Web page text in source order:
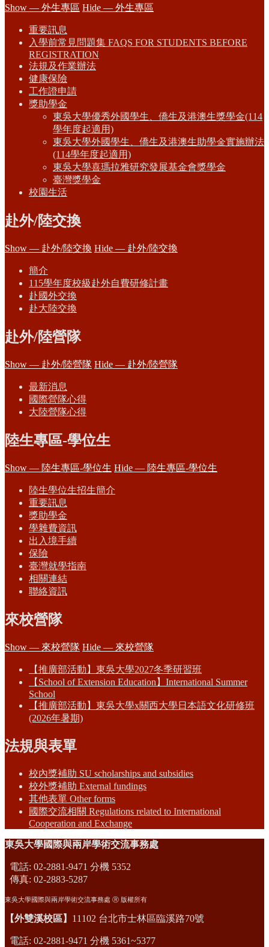
Show — 外生專區 Hide — 外生專區
重要訊息
入學前常見問題集 FAQS FOR STUDENTS BEFORE
REGISTRATION
法規及作業辦法
健康保險
工作證申請
獎助學金
東吳大學優秀外國學生、僑生及港澳生獎學金(114
學年度起適用)
東吳大學外國學生、僑生及港澳生助學金實施辦法
(114學年度起適用)
東吳大學喜瑪拉雅研究發展基金會獎學金
臺灣獎學金
校園生活
赴外/陸交換
Show — 赴外/陸交換 Hide — 赴外/陸交換
簡介
115學年度校級赴外自費研修計畫
赴國外交換
赴大陸交換
赴外/陸營隊
Show — 赴外/陸營隊 Hide — 赴外/陸營隊
最新消息
國際營隊心得
大陸營隊心得
陸生專區-學位生
Show — 陸生專區-學位生 Hide — 陸生專區-學位生
陸生學位生招生簡介
重要訊息
獎助學金
學雜費資訊
出入境手續
保險
臺灣就學指南
相關連結
聯絡資訊
來校營隊
Show — 來校營隊 Hide — 來校營隊
【推廣部活動】東吳大學2027冬季研習班
【School of Extension Education】International Summer
School
【推廣部活動】東吳大學x關西大學日本語文化研修班
(2026年暑期)
法規與表單
校內獎補助 SU scholarships and subsidies
校外獎補助 External fundings
其他表單 Other forms
國際交流相關 Regulations related to International
Cooperation and Exchange
東吳大學國際與兩岸學術交流事務處
電話: 02-2881-9471 分機 5352
傳真: 02-2883-5287
東吳大學國際與兩岸學術交流事務處 Ⓡ 版權所有
【外雙溪校區】 11102 台北市士林區臨溪路70號
電話: 02-2881-9471 分機 5361~5377